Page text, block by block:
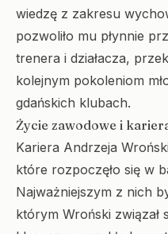
wiedzę z zakresu
pozwoliło mu płynnie
trenera i działacza,
kolejnym pokoleniom
gdańskich klubach.
Życie zawodowe i
Kariera Andrzeja
które rozpoczęło się w
Najważniejszym z nich
którym Wroński związał